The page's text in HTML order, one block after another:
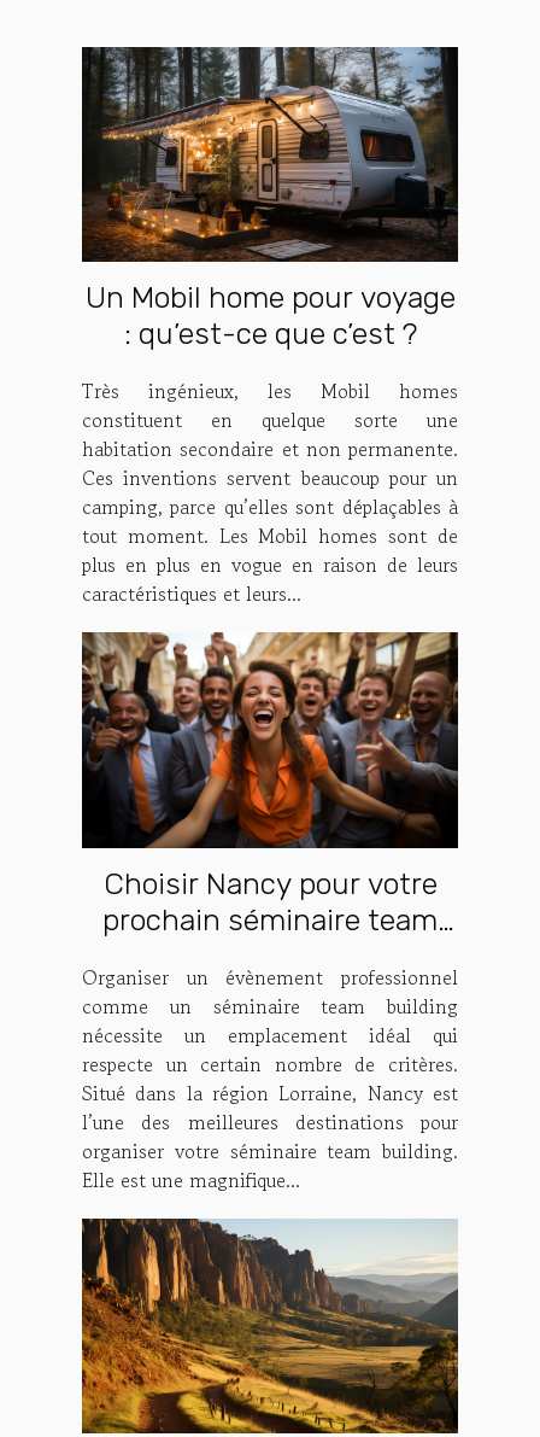
Un Mobil home pour voyage
: qu’est-ce que c’est ?
Très ingénieux, les Mobil homes
constituent en quelque sorte une
habitation secondaire et non permanente.
Ces inventions servent beaucoup pour un
camping, parce qu’elles sont déplaçables à
tout moment. Les Mobil homes sont de
plus en plus en vogue en raison de leurs
caractéristiques et leurs...
Choisir Nancy pour votre
prochain séminaire team
raisons ?
Organiser un évènement professionnel
comme un séminaire team building
nécessite un emplacement idéal qui
respecte un certain nombre de critères.
Situé dans la région Lorraine, Nancy est
l’une des meilleures destinations pour
organiser votre séminaire team building.
Elle est une magnifique...